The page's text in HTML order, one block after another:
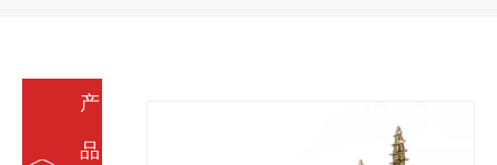
产
品